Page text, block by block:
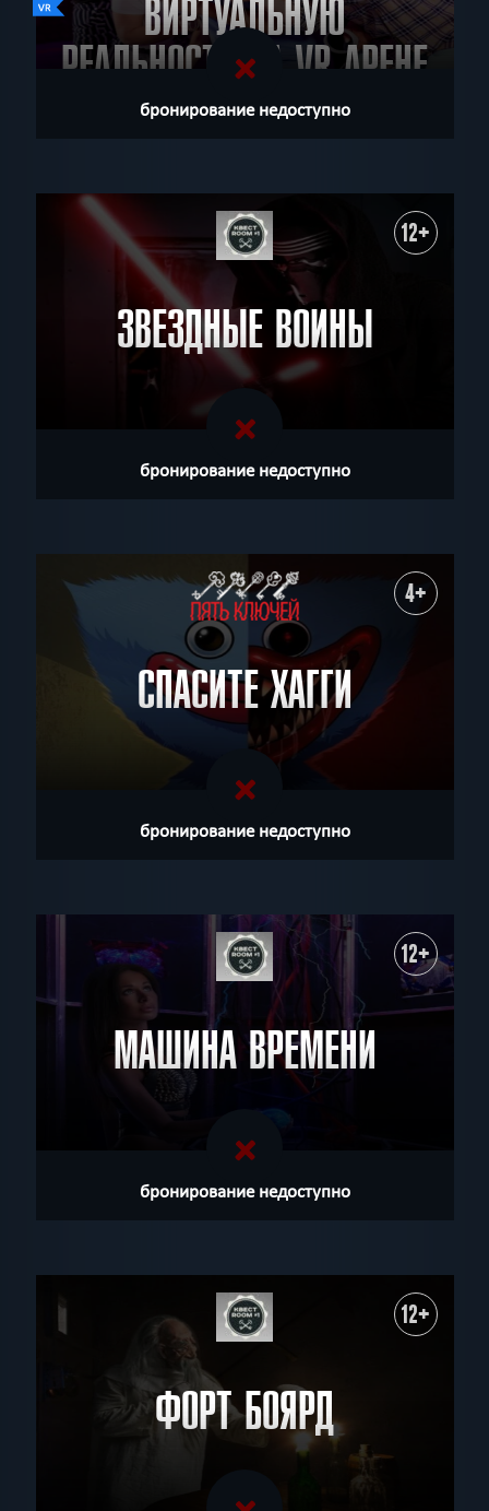
ВИРТУАЛЬНУЮ
РЕАЛЬНОСТЬ НА VR АРЕНЕ
КАМЕЛОТ
бронирование недоступно
12+
ЗВЕЗДНЫЕ ВОИНЫ
бронирование недоступно
4+
СПАСИТЕ ХАГГИ
бронирование недоступно
12+
МАШИНА ВРЕМЕНИ
бронирование недоступно
12+
ФОРТ БОЯРД